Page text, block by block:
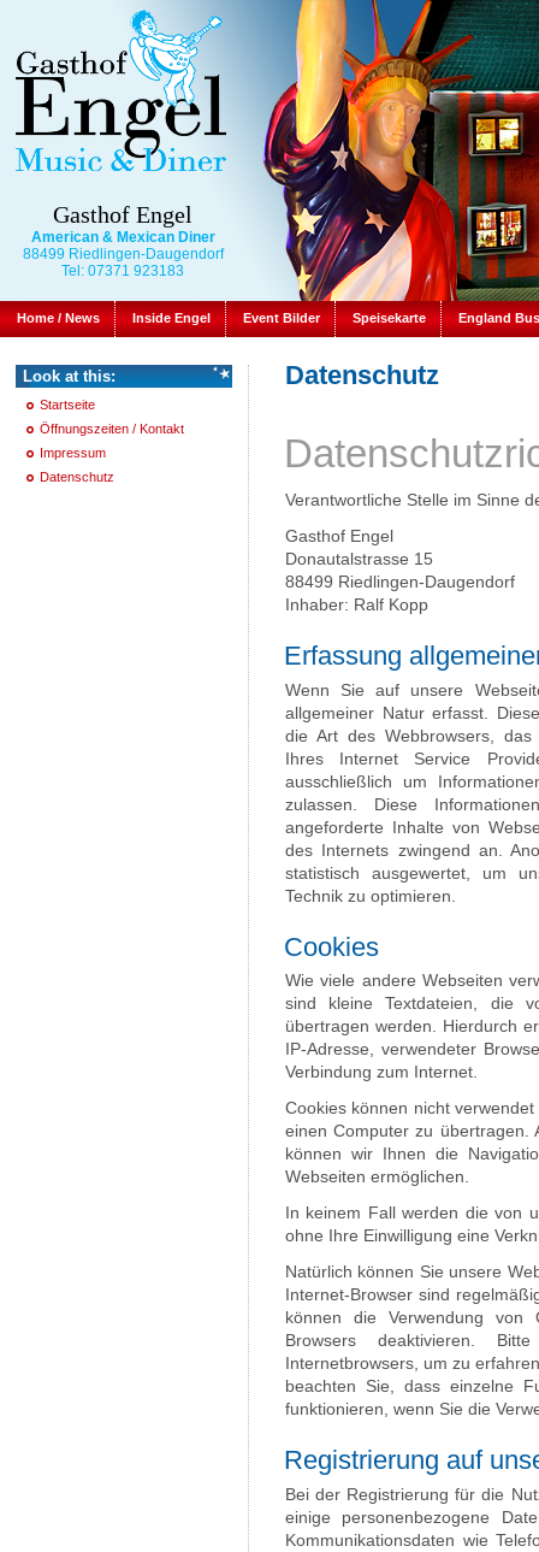
Gasthof Engel
American & Mexican Diner
88499 Riedlingen-Daugendorf
Tel: 07371 923183
Home / News Inside Engel Event Bilder Speisekarte England Bus
Look at this:
Startseite
Öffnungszeiten / Kontakt
Impressum
Datenschutz
Datenschutz
Verantwortliche Stelle im Sinne
Gasthof Engel
Donautalstrasse 15
88499 Riedlingen-Daugendorf
Inhaber: Ralf Kopp
Erfassung
Wenn Sie auf unsere
allgemeiner Natur erfasst.
die Art des Webbrowsers, das
Ihres Internet Service
ausschließlich um
zulassen. Diese
angeforderte Inhalte von
des Internets zwingend an.
statistisch ausgewertet, um
Technik zu optimieren.
Cookies
Wie viele andere Webseiten
sind kleine Textdateien, die
übertragen werden. Hierdurch
IP-Adresse, verwendeter
Verbindung zum Internet.
Cookies können nicht
einen Computer zu übertragen.
können wir Ihnen die
Webseiten ermöglichen.
In keinem Fall werden die von
ohne Ihre Einwilligung eine
Natürlich können Sie unsere
Internet-Browser sind
können die Verwendung von
Browsers deaktivieren.
Internetbrowsers, um zu
beachten Sie, dass einzelne
funktionieren, wenn Sie die
Registrierung auf
Bei der Registrierung für die
einige personenbezogene
Kommunikationsdaten wie